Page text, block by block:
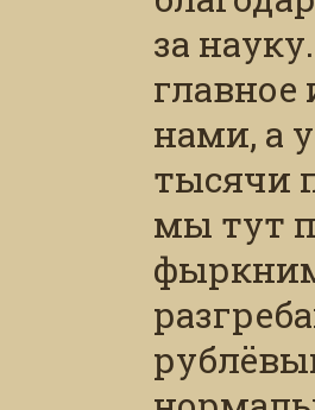
за
главное
нами, а
тысячи
мы тут